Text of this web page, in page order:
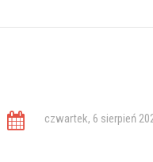
czwartek, 6 sierpień